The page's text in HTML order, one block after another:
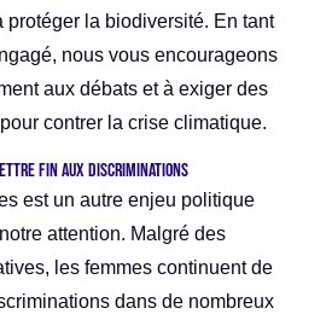
protéger la biodiversité. En tant
nous vous encourageons
aux débats et à exiger des
contrer la crise climatique.
fin aux discriminations
est un autre enjeu politique
attention. Malgré des
les femmes continuent de
dans de nombreux